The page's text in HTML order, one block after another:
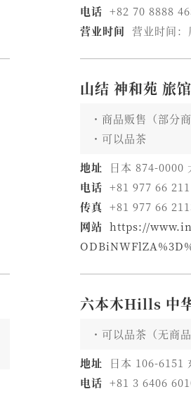
电话 +82 70 8888
营业时间 营业时间
山结 神和苑 旅馆
商品贩售（部分商
可以品茶
地址
日本 874-0000
电话 +81 977 66
传真 +81 977 66
网站 https://
六本木Hills 中
可以品茶（无商品
地址
日本 106-6151
电话 +81 3 6406